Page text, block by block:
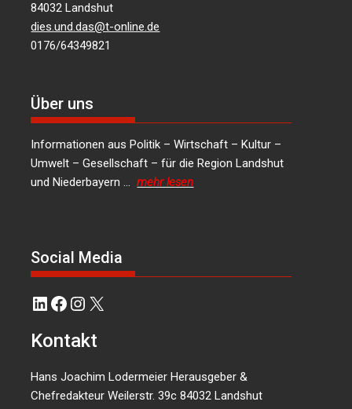
84032 Landshut
dies.und.das@t-online.de
0176/64349821
Über uns
Informationen aus Politik – Wirtschaft – Kultur –
Umwelt – Gesellschaft – für die Region Landshut
und Niederbayern …mehr lesen
Social Media
LinkedIn
Facebook
Instagram
X
Kontakt
Hans Joachim Lodermeier Herausgeber &
Chefredakteur Weilerstr. 39c 84032 Landshut